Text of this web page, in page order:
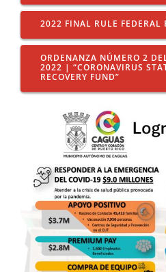
2022 FINAL RULE FEDERAL
ORDENANZA NÚMERO 2
2022 | “CORONAVIRUS
RECOVERY FUND”